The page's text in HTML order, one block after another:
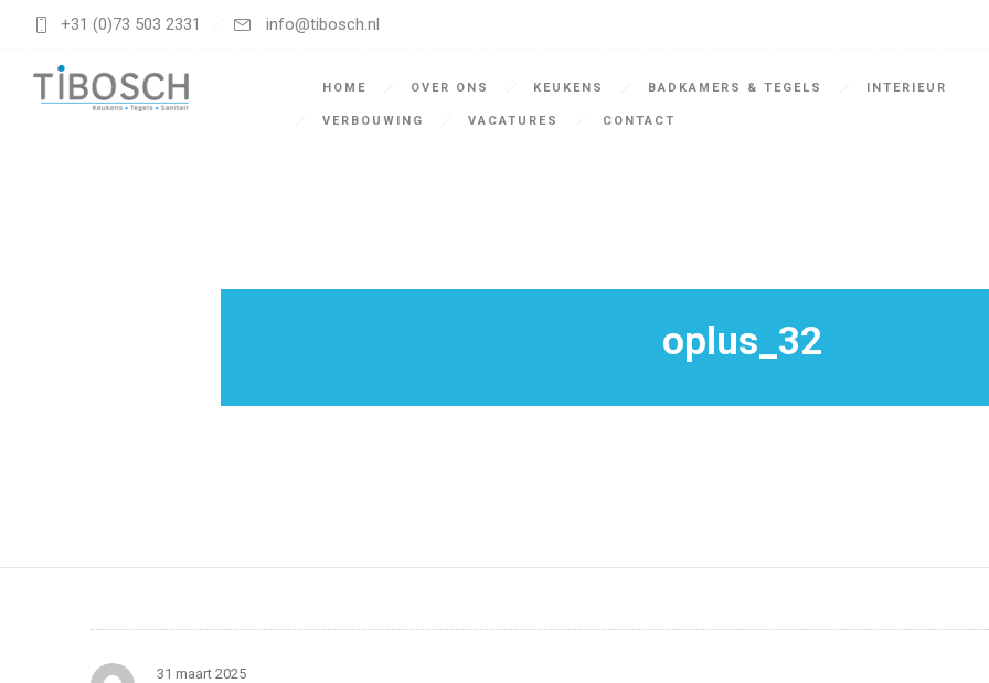
+31 (0)73 503 2331 info@tibosch.nl
HOME OVER ONS KEUKENS BADKAMERS & TEGELS INTERIEUR
VERBOUWING VACATURES CONTACT
oplus_32
31 maart 2025